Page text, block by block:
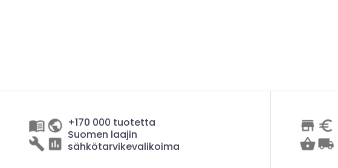
+170 000 tuotetta
Suomen laajin
sähkötarvikevalikoima